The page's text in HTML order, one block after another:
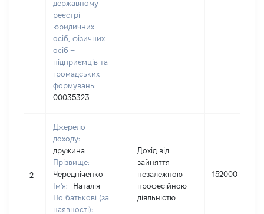
державному
реєстрі
юридичних
осіб, фізичних
осіб –
підприємців та
громадських
формувань:
00035323
2
Джерело
доходу:
дружина
Прізвище:
Чередніченко
Ім'я:
Наталія
По батькові (за
наявності):
Дохід від
зайняття
незалежною
професійною
діяльністю
152000